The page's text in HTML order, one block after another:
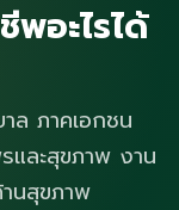
พอะไรได้
ล ภาคเอกชน
และสุขภาพ งาน
นสุขภาพ